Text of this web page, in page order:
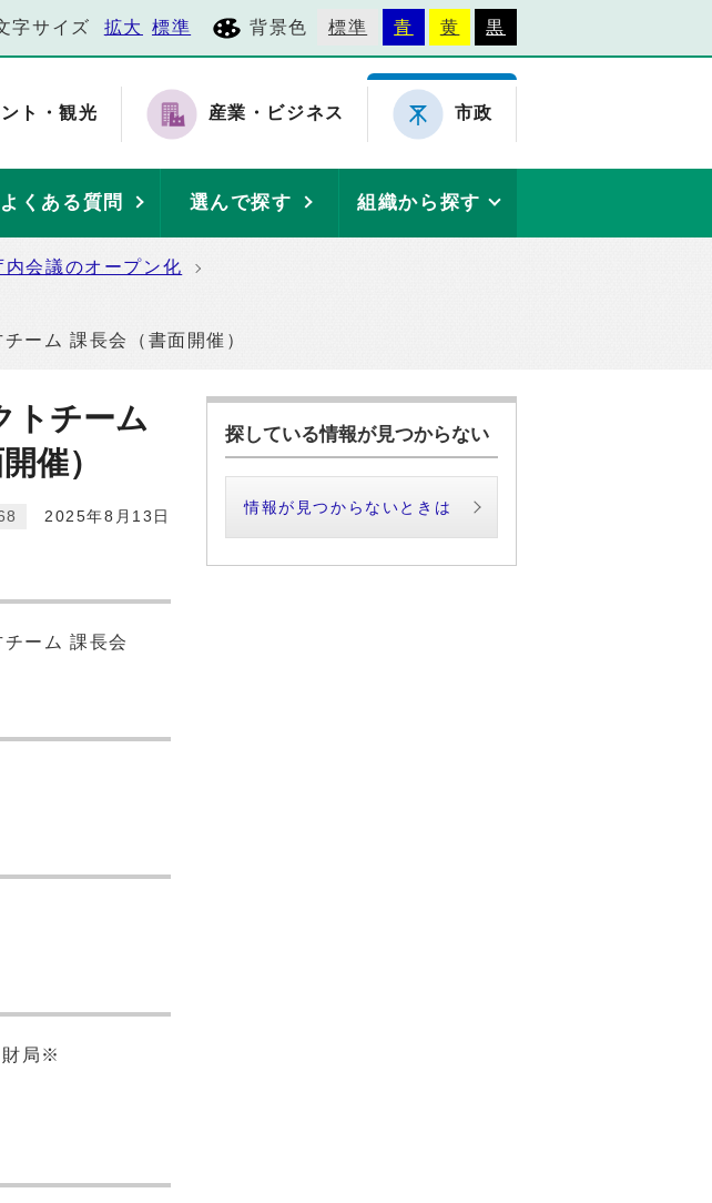
字サイズ 拡大 標準 背景色 標準 青 黄 黒
ト・観光 産業・ビジネス 市政
よくある質問 選んで探す 組織から探す
内会議のオープン化
ーム 課長会（書面開催）
トチーム
催）
2025年8月13日
ーム 課長会
財局※
探している情報が見つからない
情報が見つからないときは